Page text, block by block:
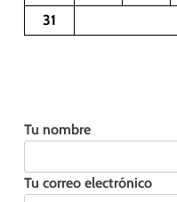
31
Tu nombre
Tu correo electrónico